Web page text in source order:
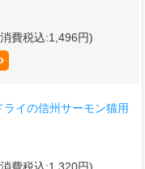
費税込:1,496円)
イの信州サーモン猫用